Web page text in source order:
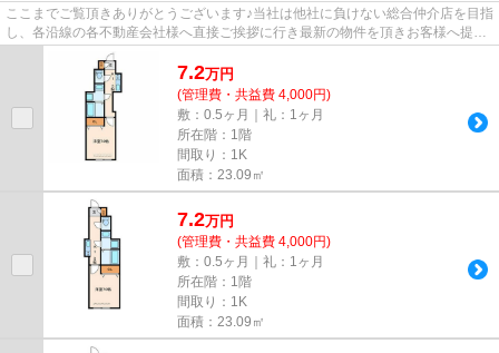
ここまでご覧頂きありがとうございます♪当社は他社に負けない総合仲介店を目指
し、各沿線の各不動産会社様へ直接ご挨拶に行き最新の物件を頂きお客様へ提供
しております！最新の情報は...
7.2万円
(管理費・共益費 4,000円)
敷：0.5ヶ月｜礼：1ヶ月
所在階：1階
間取り：1K
面積：23.09㎡
7.2万円
(管理費・共益費 4,000円)
敷：0.5ヶ月｜礼：1ヶ月
所在階：1階
間取り：1K
面積：23.09㎡